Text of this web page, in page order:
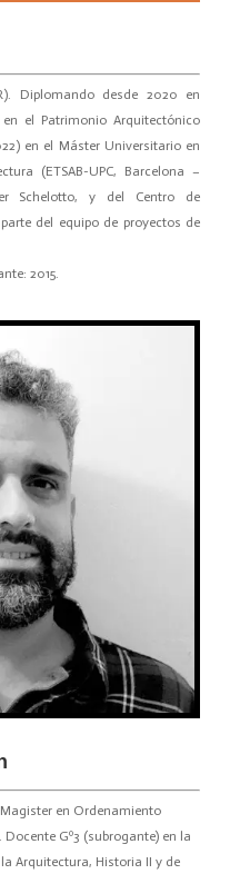
Diplomando desde 2020 en
el Patrimonio Arquitectónico
en el Máster Universitario en
(ETSAB-UPC, Barcelona –
Schelotto, y del Centro de
del equipo de proyectos de
2015.
en Ordenamiento
Gº3 (subrogante) en la
Arquitectura, Historia II y de